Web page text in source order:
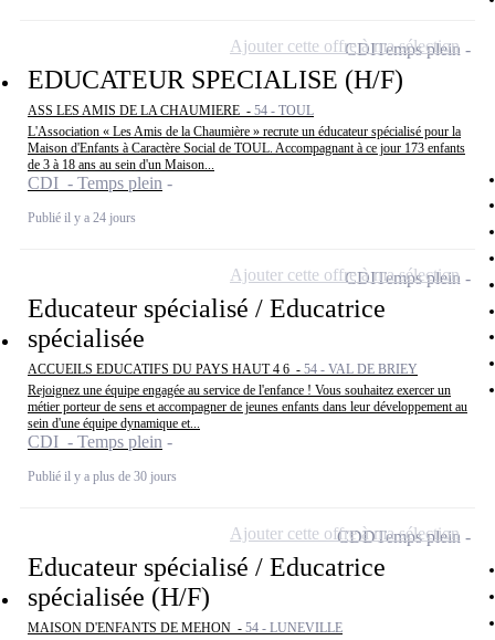
EDUCATEUR SPECIALISE (H/F)
ASS LES AMIS DE LA CHAUMIERE - 54 - TOUL
L'Association « Les Amis de la Chaumière » recrute un éducateur spécialisé pour la
Maison d'Enfants à Caractère Social de TOUL. Accompagnant à ce jour 173 enfants
de 3 à 18 ans au sein d'un Maison...
CDI - Temps plein
Publié il y a 24 jours
CDITemps plein
Ajouter cette offre à ma sélection
Educateur spécialisé / Educatrice
spécialisée
ACCUEILS EDUCATIFS DU PAYS HAUT 4 6 - 54 - VAL DE BRIEY
Rejoignez une équipe engagée au service de l'enfance ! Vous souhaitez exercer un
métier porteur de sens et accompagner de jeunes enfants dans leur développement au
sein d'une équipe dynamique et...
CDI - Temps plein
Publié il y a plus de 30 jours
CDITemps plein
Ajouter cette offre à ma sélection
Educateur spécialisé / Educatrice
spécialisée (H/F)
MAISON D'ENFANTS DE MEHON - 54 - LUNEVILLE
CDDTemps plein
Ajouter cette offre à ma sélection